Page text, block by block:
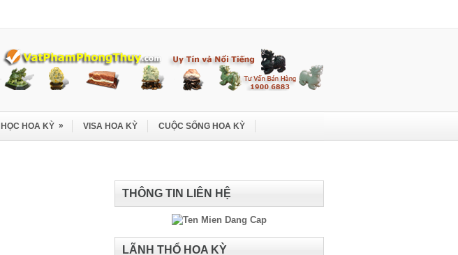
HỌC HOA KỲ » VISA HOA KỲ CUỘC SỐNG HOA KỲ
THÔNG TIN LIÊN HỆ
LÃNH THỔ HOA KỲ